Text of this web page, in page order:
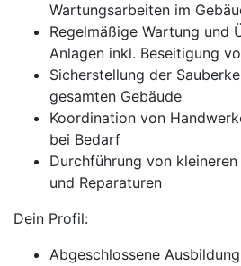
Wartungsarbeiten im
Regelmäßige Wartung und
Anlagen inkl. Beseitigung
Sicherstellung der
gesamten Gebäude
Koordination von
bei Bedarf
Durchführung von
und Reparaturen
Dein Profil:
Abgeschlossene